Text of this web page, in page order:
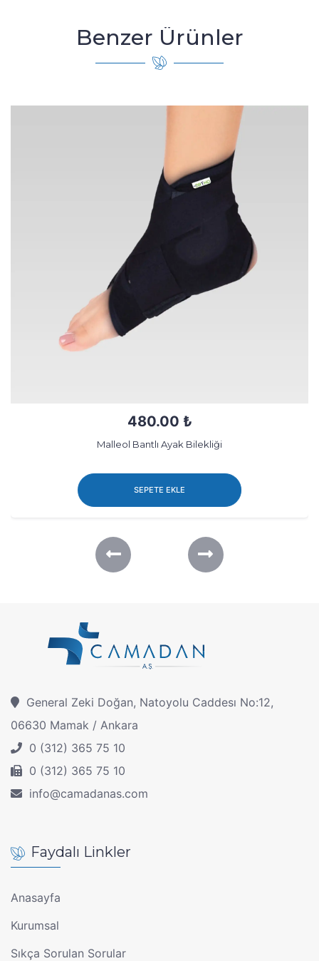
Benzer Ürünler
480.00 ₺
Malleol Bantlı Ayak Bilekliği
SEPETE EKLE
General Zeki Doğan, Natoyolu Caddesı No:12,
06630 Mamak / Ankara
0 (312) 365 75 10
0 (312) 365 75 10
info@camadanas.com
Faydalı Linkler
Anasayfa
Kurumsal
Sıkça Sorulan Sorular